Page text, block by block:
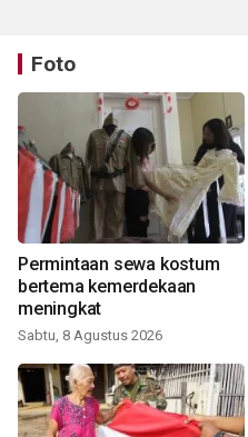
Foto
Permintaan sewa kostum
bertema kemerdekaan
meningkat
Sabtu, 8 Agustus 2026